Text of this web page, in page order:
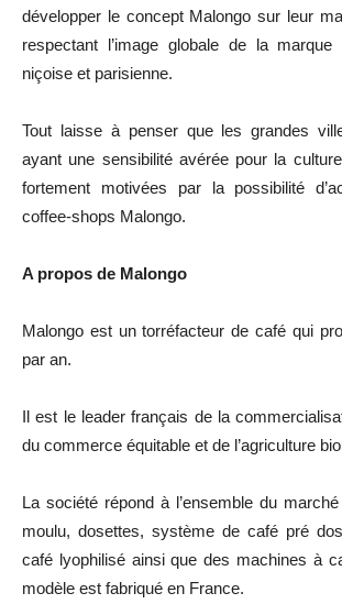
développer le concept Malongo sur leur
respectant l’image globale de la
niçoise et parisienne.
Tout laisse à penser que les grandes
ayant une sensibilité avérée pour la
fortement motivées par la possibilité
coffee-shops Malongo.
A propos de Malongo
Malongo est un torréfacteur de café qui
par an.
Il est le leader français de la
du commerce équitable et de l’agriculture
La société répond à l’ensemble du
moulu, dosettes, système de café pré
café lyophilisé ainsi que des machines à
modèle est fabriqué en France.